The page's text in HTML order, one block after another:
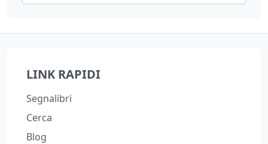
LINK RAPIDI
Segnalibri
Cerca
Blog